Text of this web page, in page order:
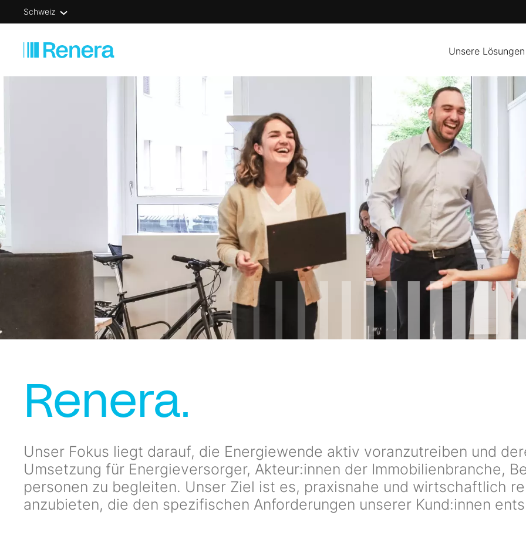
Schweiz
Unsere Lösungen
Renera.
Unser Fokus liegt darauf, die Energiewende aktiv voranzutreiben und
Um­setzung für Energieversorger, Akteur:innen der Immobilienbranche,
personen zu begleiten. Unser Ziel ist es, praxisnahe und wirtschaftlich
anzubieten, die den spezifischen Anforderungen unserer Kund:innen